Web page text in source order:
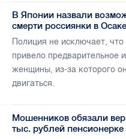
В Японии назвали
смерти россиянки в Осаке
Полиция не исключает, что
привело предварительное
женщины, из-за которого
двигаться.
Мошенников обязали
тыс. рублей